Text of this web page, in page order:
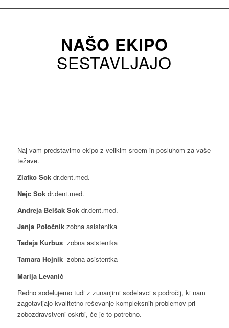
NAŠO EKIPO
SESTAVLJAJO
Naj vam predstavimo ekipo z velikim srcem in posluhom za vaše
težave.
Zlatko Sokdr.dent.med.
Nejc Sokdr.dent.med.
Andreja Belšak Sokdr.dent.med.
Janja Potočnik zobna asistentka
Tadeja Kurbuszobna asistentka
Tamara Hojnikzobna asistentka
Marija Levanič
Redno sodelujemo tudi z zunanjimi sodelavci s področij, ki nam
zagotavljajo kvalitetno reševanje kompleksnih problemov pri
zobozdravstveni oskrbi, če je to potrebno.